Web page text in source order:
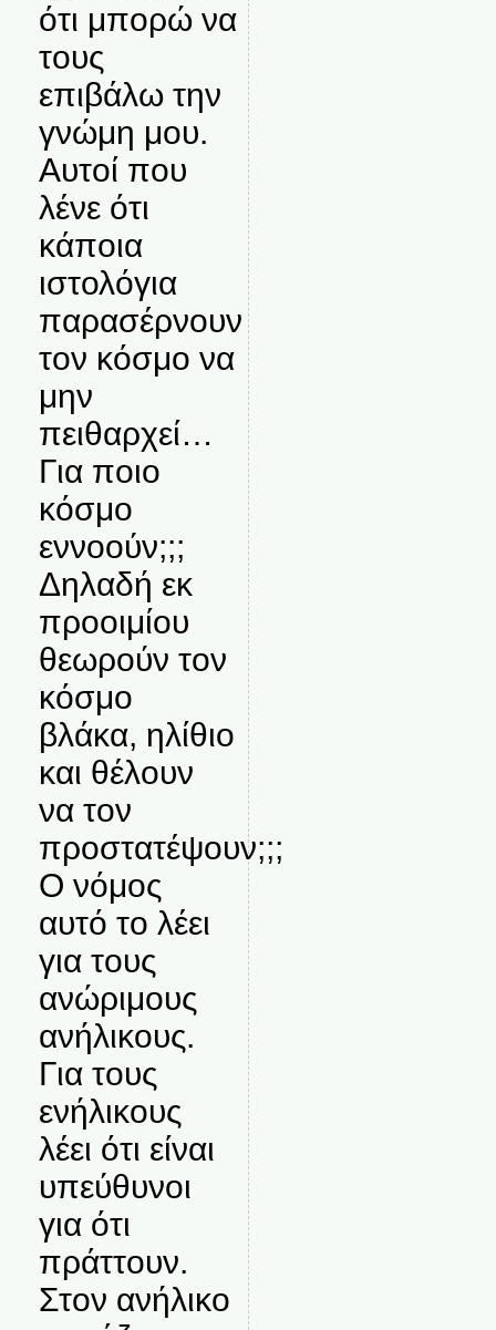
ότι μπορώ να
τους
επιβάλω την
γνώμη μου.
Αυτοί που
λένε ότι
κάποια
ιστολόγια
παρασέρνουν
τον κόσμο να
μην
πειθαρχεί…
Για ποιο
κόσμο
εννοούν;;;
Δηλαδή εκ
προοιμίου
θεωρούν τον
κόσμο
βλάκα, ηλίθιο
και θέλουν
να τον
προστατέψουν;;;
Ο νόμος
αυτό το λέει
για τους
ανώριμους
ανήλικους.
Για τους
ενήλικους
λέει ότι είναι
υπεύθυνοι
για ότι
πράττουν.
Στον ανήλικο